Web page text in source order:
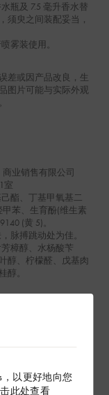
以更好地向您
此处查看
瓶及 7.5 毫升香水替
须臾之间装配妥当，
雾装使用。
差或因产品改良，生
图片可能与实际外观
业销售有限公司
室
酯、丁基甲氧基二
苯、生育酚(维生素
(黄 5)。
脉搏跳动处为佳。
樟醇、水杨酸苄
醇、柠檬醛、戊基肉
醇。